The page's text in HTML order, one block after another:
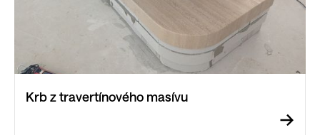
Krb z travertínového masívu